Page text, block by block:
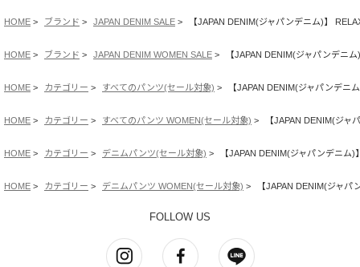
▶BLACK,DARK INDIGO【JDPT0122JPD】の商品ページへ
▶LIGHT INDIGO【JDPT0122JPD-LIGHT INDIGO】の商品ページへ
DYEING：カイハラ(WASHED BLACK, DARK INDIGO, LIGHT
FABRIC：カイハラ(WASHED BLACK, DARK INDIGO, LIGHT
SEWING：日本デリバリーサービス(株)
WASHED BLACK, LIGHT INDIGO)
HOME ブランド JAPAN DENIM SALE 【JAPAN DENIM(ジャパンデニム)】
HOME ブランド JAPAN DENIM WOMEN SALE 【JAPAN DENIM(ジャパンデニ
HOME カテゴリー すべてのパンツ(セール対象) 【JAPAN DENIM(ジャパンデニ
HOME カテゴリー すべてのパンツ WOMEN(セール対象) 【JAPAN DENIM(ジャ
HOME カテゴリー デニムパンツ(セール対象) 【JAPAN DENIM(ジャパンデニム
HOME カテゴリー デニムパンツ WOMEN(セール対象) 【JAPAN DENIM(ジャパ
FOLLOW US